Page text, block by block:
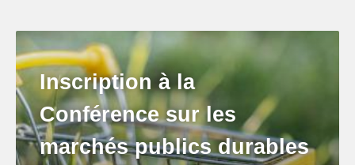
Inscription à la
Conférence sur les
marchés publics durables